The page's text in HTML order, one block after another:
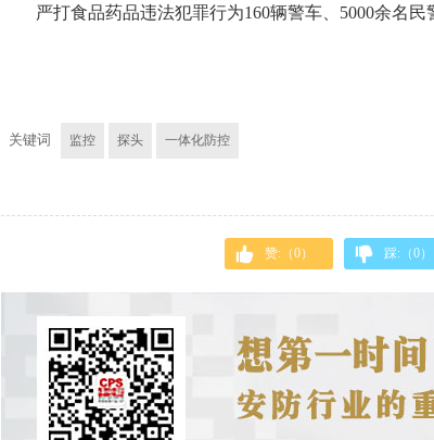
严打食品药品违法犯罪行为160辆警车、5000余名民
关键词 监控 探头 一体化防控
赞:（0） 踩:（0）